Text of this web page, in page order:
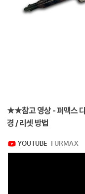
★★참고 영상 - 퍼맥스
경 / 리셋 방법